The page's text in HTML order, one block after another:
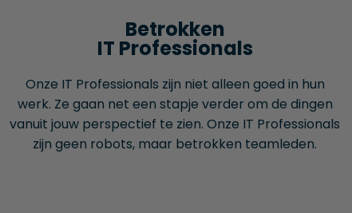
Betrokken
IT Professionals
Onze IT Professionals zijn niet alleen goed in hun
werk. Ze gaan net een stapje verder om de dingen
vanuit jouw perspectief te zien. Onze IT Professionals
zijn geen robots, maar betrokken teamleden.